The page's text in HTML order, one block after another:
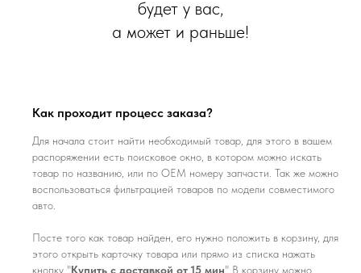
будет у вас,
а может и раньше!
Как проходит процесс заказа?
Для начала стоит найти необходимый товар, для этого в вашем
распоряжении есть поисковое окно, в котором можно искать
товар по названию, или по ОЕМ номеру запчасти. Так же можно
воспользоваться фильтрацией товаров по модели совместимого
авто.
Посте того как товар найден, его нужно положить в корзину, для
этого открыть карточку товара или прямо из списка нажать
кнопку "Купить с доставкой от 15 мин" В корзину можно